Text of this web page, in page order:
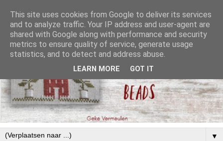
▼
This site uses cookies from Google to deliver its services
and to analyze traffic. Your IP address and user-agent are
shared with Google along with performance and security
metrics to ensure quality of service, generate usage
statistics, and to detect and address abuse.
LEARN MORE GOT IT